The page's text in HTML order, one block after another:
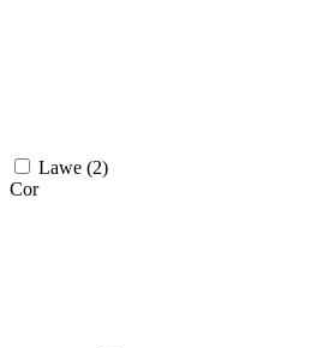
Lawe (2)
Cor